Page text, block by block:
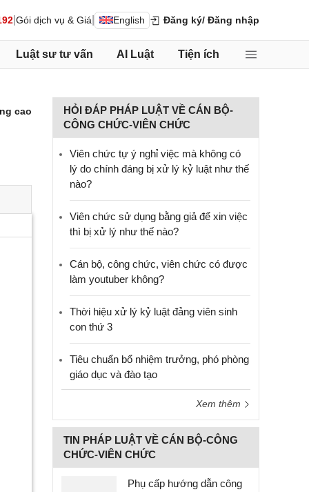
Gói dịch vụ & Giá English Đăng ký/ Đăng nhập
Luật sư tư vấn AI Luật Tiện ích
cao
HỎI ĐÁP PHÁP LUẬT VỀ CÁN BỘ-
CÔNG CHỨC-VIÊN CHỨC
Viên chức tự ý nghỉ việc mà không có
lý do chính đáng bị xử lý kỷ luật như thế
nào?
Viên chức sử dụng bằng giả để xin việc
thì bị xử lý như thế nào?
Cán bộ, công chức, viên chức có được
làm youtuber không?
Thời hiệu xử lý kỷ luật đảng viên sinh
con thứ 3
Tiêu chuẩn bổ nhiệm trưởng, phó phòng
giáo dục và đào tạo
Xem thêm
TIN PHÁP LUẬT VỀ CÁN BỘ-CÔNG
CHỨC-VIÊN CHỨC
Phụ cấp hướng dẫn công